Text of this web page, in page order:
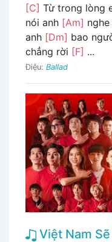
[C] Từ trong lòng
nói anh [Am]
anh [Dm] bao
chẳng rời [F] ...
Điệu: Ballad
Việt Nam